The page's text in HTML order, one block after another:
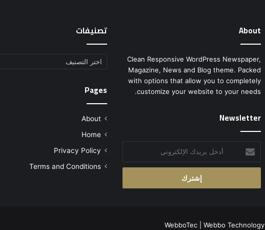
About
Clean Responsive WordPress Newspaper,
Magazine, News and Blog theme. Packed
with options that allow you to completely
customize your website to your needs.
Newsletter
بريدك
الإلكتروني
تصنيفات
تصنيفات
Pages
About
Home
Privacy Policy
Terms and Conditions
WebboTec Webbo Technology